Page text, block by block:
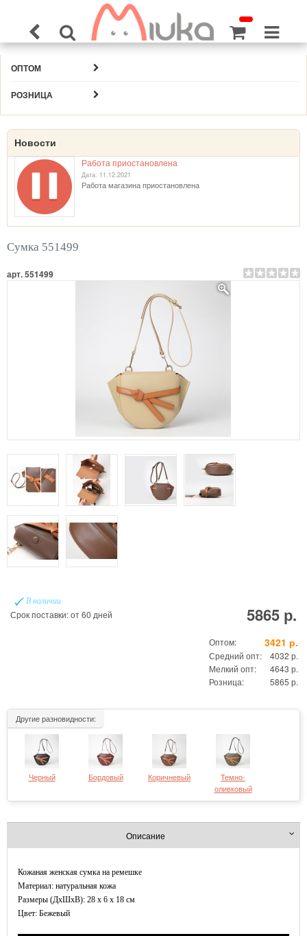
ОПТОМ
РОЗНИЦА
Новости
Работа приостановлена
Дата: 11.12.2021
Работа магазина приостановлена
Сумка 551499
арт. 551499
В наличии
Срок поставки: от 60 дней 5865 р.
Оптом: 3421 р.
Средний опт:
4032 р.
Мелкий опт:
4643 р.
Розница:
5865 р.
Другие разновидности:
Черный Бордовый Коричневый
Темно-
оливковый
Описание
Кожаная женская сумка на ремешке
Материал: натуральная кожа
Размеры (ДxШхВ): 28 x 6 x 18 см
Цвет: Бежевый